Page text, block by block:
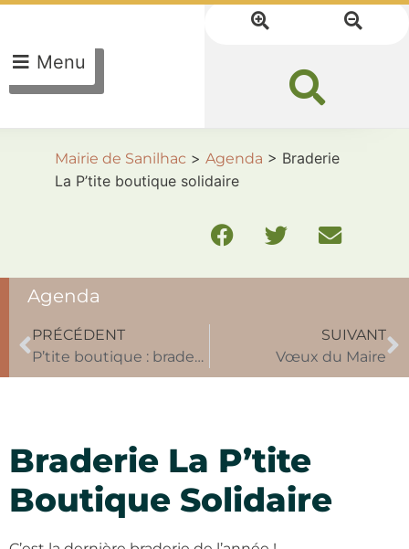
Menu
Mairie de Sanilhac > Agenda > Braderie
La P’tite boutique solidaire
Agenda
PRÉCÉDENT
P’tite boutique : braderie et fermeture pour les fêtes
SUIVANT
Vœux du Maire
Braderie La P’tite
Boutique Solidaire